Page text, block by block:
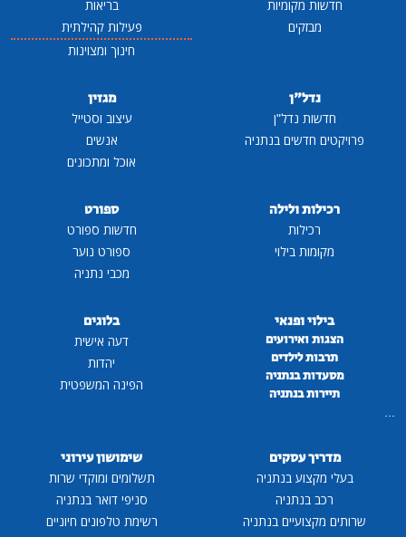
חדשות מקומיות
מבזקים
בריאות
פעילות קהילתית
חינוך ומצוינות
נדל"ן
חדשות נדל"ן
פרויקטים חדשים בנתניה
מגזין
עיצוב וסטייל
אנשים
אוכל ומתכונים
רכילות ולילה
רכילות
מקומות בילוי
ספורט
חדשות ספורט
ספורט נוער
מכבי נתניה
בילוי ופנאי
הצגות ואירועים
תרבות לילדים
מסעדות בנתניה
תיירות בנתניה
...
בלוגים
דעה אישית
יהדות
הפינה המשפטית
מדריך עסקים
בעלי מקצוע בנתניה
רכב בנתניה
שרותים מקצועיים בנתניה
שימושון עירוני
תשלומים ומוקדי שרות
סניפי דואר בנתניה
רשימת טלפונים חיוניים